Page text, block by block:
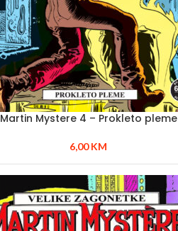
Martin Mystere 4 – Prokleto pleme
6,00KM